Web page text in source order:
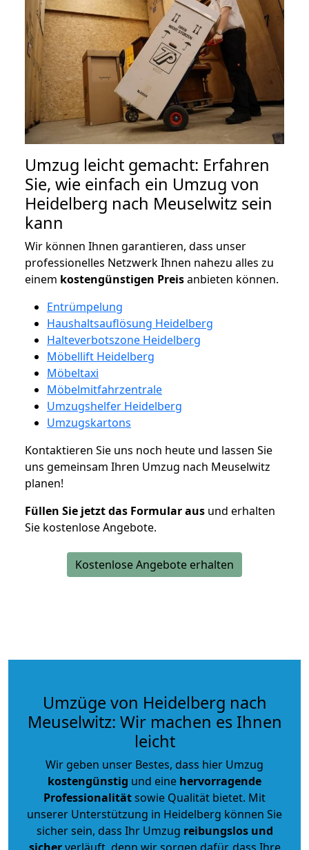
Umzug leicht gemacht: Erfahren
Sie, wie einfach ein Umzug von
Heidelberg nach Meuselwitz sein
kann
Wir können Ihnen garantieren, dass unser
professionelles Netzwerk Ihnen nahezu alles zu
einem kostengünstigen Preisanbieten können.
Entrümpelung
Haushaltsauflösung Heidelberg
Halteverbotszone Heidelberg
Möbellift Heidelberg
Möbeltaxi
Möbelmitfahrzentrale
Umzugshelfer Heidelberg
Umzugskartons
Kontaktieren Sie uns noch heute und lassen Sie
uns gemeinsam Ihren Umzug nach Meuselwitz
planen!
Füllen Sie jetzt das Formular aus und erhalten
Sie kostenlose Angebote.
Kostenlose Angebote erhalten
Umzüge von Heidelberg nach
Meuselwitz: Wir machen es Ihnen
leicht
Wir geben unser Bestes, dass hier Umzug
kostengünstig und eine hervorragende
Professionalitätsowie Qualität bietet. Mit
unserer Unterstützung in Heidelberg können Sie
sicher sein, dass Ihr Umzug reibungslos und
sicherverläuft, denn wir sorgen dafür, dass Ihre